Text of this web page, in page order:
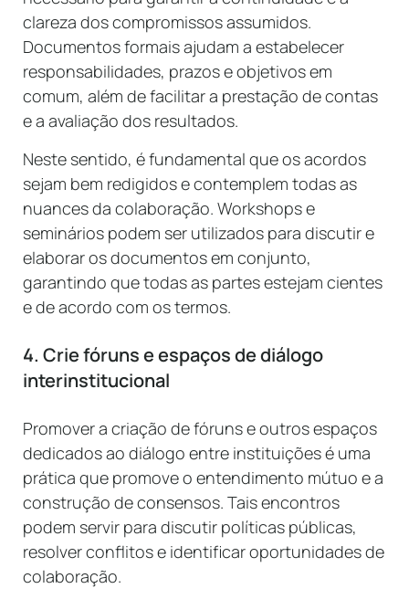
clareza dos compromissos assumidos.
Documentos formais ajudam a estabelecer
responsabilidades, prazos e objetivos em
comum, além de facilitar a prestação de contas
e a avaliação dos resultados.
Neste sentido, é fundamental que os acordos
sejam bem redigidos e contemplem todas as
nuances da colaboração. Workshops e
seminários podem ser utilizados para discutir e
elaborar os documentos em conjunto,
garantindo que todas as partes estejam cientes
e de acordo com os termos.
4. Crie fóruns e espaços de diálogo
interinstitucional
Promover a criação de fóruns e outros espaços
dedicados ao diálogo entre instituições é uma
prática que promove o entendimento mútuo e a
construção de consensos. Tais encontros
podem servir para discutir políticas públicas,
resolver conflitos e identificar oportunidades de
colaboração.